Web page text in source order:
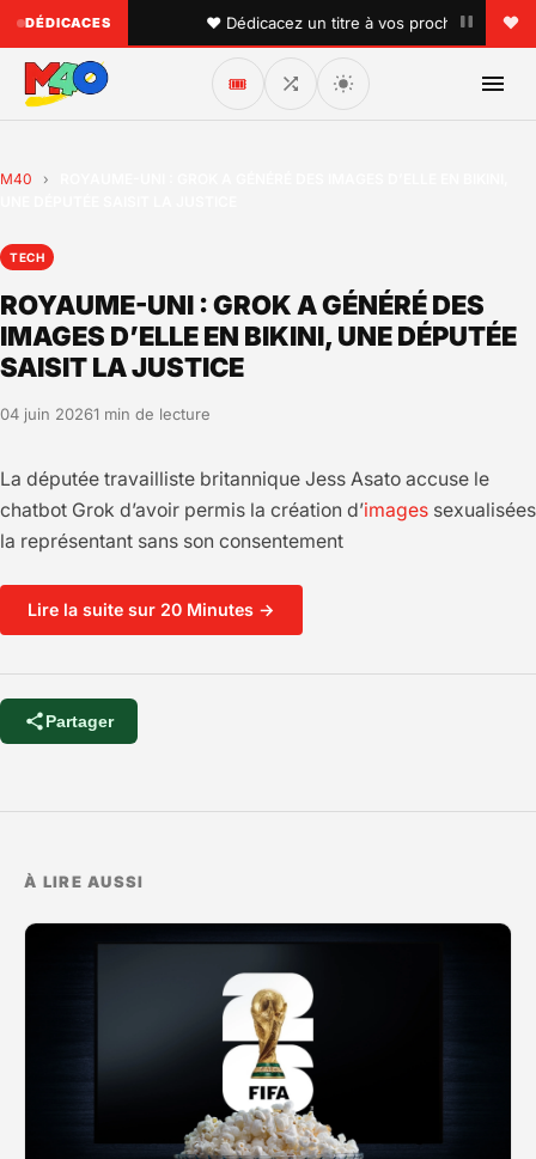
DÉDICACES
aimez ! • ♥ Dédicacez un titre à vos proches sur
🎟️
M40 ›
TECH
ROYAUME-UNI : GROK A GÉNÉRÉ DES
IMAGES D’ELLE EN BIKINI, UNE DÉPUTÉE
SAISIT LA JUSTICE
04 juin 20261 min de lecture
La députée travailliste britannique Jess Asato accuse le
chatbot Grok d’avoir permis la création d’images sexualisées
la représentant sans son consentement
Lire la suite sur 20 Minutes →
Partager
À LIRE AUSSI